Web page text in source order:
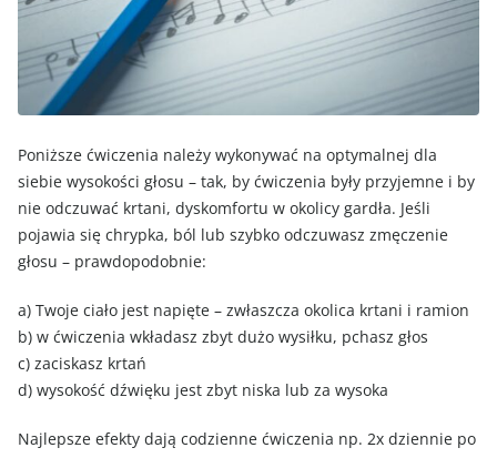
Poniższe ćwiczenia należy wykonywać na optymalnej dla
siebie wysokości głosu – tak, by ćwiczenia były przyjemne i by
nie odczuwać krtani, dyskomfortu w okolicy gardła. Jeśli
pojawia się chrypka, ból lub szybko odczuwasz zmęczenie
głosu – prawdopodobnie:
a) Twoje ciało jest napięte – zwłaszcza okolica krtani i ramion
b) w ćwiczenia wkładasz zbyt dużo wysiłku, pchasz głos
c) zaciskasz krtań
d) wysokość dźwięku jest zbyt niska lub za wysoka
Najlepsze efekty dają codzienne ćwiczenia np. 2x dziennie po